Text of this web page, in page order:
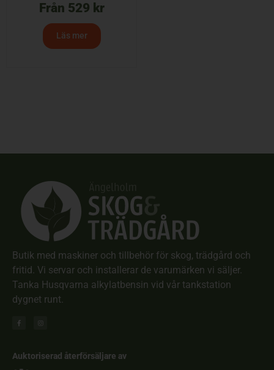
Från 529 kr
Läs mer
Butik med maskiner och tillbehör för skog, trädgård och
fritid. Vi servar och installerar de varumärken vi säljer.
Tanka Husqvarna alkylatbensin vid vår tankstation
dygnet runt.
Auktoriserad återförsäljare av